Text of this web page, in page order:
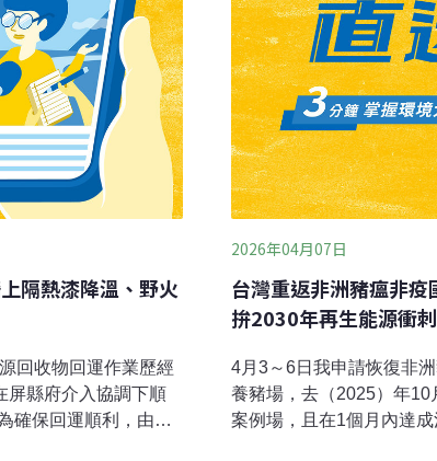
隔熱漆降溫、野火
回收物回運作業歷經
屏縣府介入協調下順
確保回運順利，由環
2026年04月07日
台灣重返非洲豬瘟非
拚2030年再生能源衝
4月3～6日我申請恢復非
養豬場，去（2025）年
案例場，且在1個月內達